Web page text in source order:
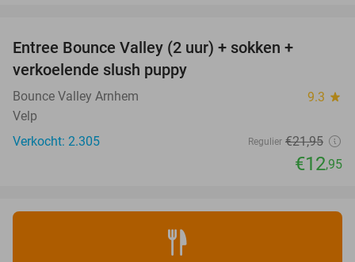
Entree Bounce Valley (2 uur) + sokken +
verkoelende slush puppy
Bounce Valley Arnhem 9.3 star
Velp
Verkocht: 2.305
Regulier €21,95
€12,95